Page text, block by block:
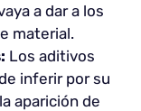
a dar a los
material.
Los aditivos
inferir por su
aparición de